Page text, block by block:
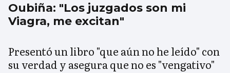
Oubiña: "Los juzgados son mi
Viagra, me excitan"
Presentó un libro "que aún no he leído" con
su verdad y asegura que no es "vengativo"